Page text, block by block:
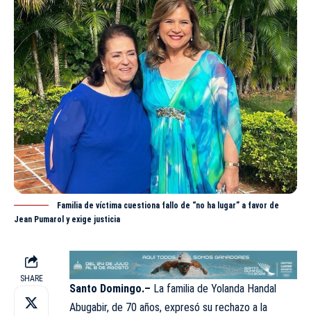
Familia de víctima cuestiona fallo de “no ha lugar” a favor de
Jean Pumarol y exige justicia
SHARE
Santo Domingo.– La familia de Yolanda Handal
Abugabir, de 70 años, expresó su rechazo a la